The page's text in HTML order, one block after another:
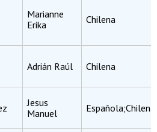
Marianne
Erika
Chilena
Adrián Raúl Chilena
Jesus
Manuel
Española;Chilena